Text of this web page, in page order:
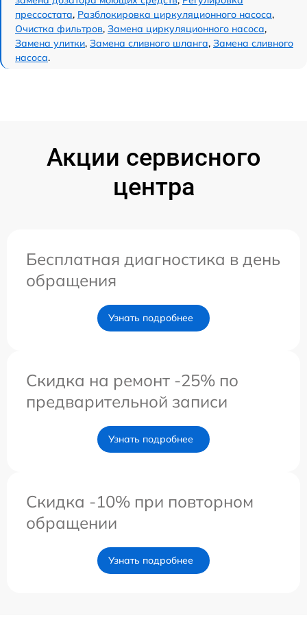
прессостата, Разблокировка циркуляционного насоса,
Очистка фильтров, Замена циркуляционного насоса,
Замена улитки, Замена сливного шланга, Замена сливного
насоса.
Акции сервисного
центра
Бесплатная диагностика в день
обращения
Узнать подробнее
Скидка на ремонт -25% по
предварительной записи
Узнать подробнее
Скидка -10% при повторном
обращении
Узнать подробнее